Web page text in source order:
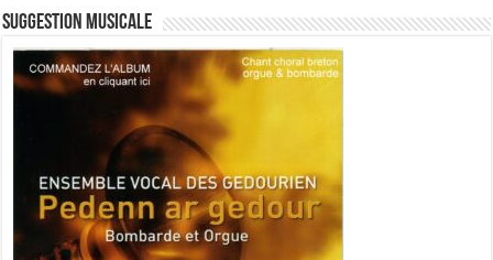
Suggestion musicale